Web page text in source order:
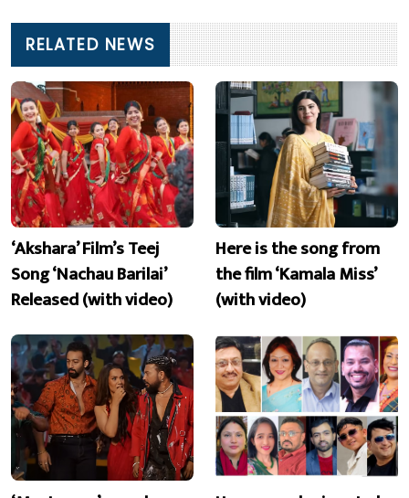
RELATED NEWS
‘Akshara’ Film’s Teej
Song ‘Nachau Barilai’
Released (with video)
Here is the song from
the film ‘Kamala Miss’
(with video)